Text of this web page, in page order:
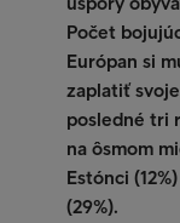
Počet
Európan si
zaplatiť
posledné tri
na ôsmom
Estónci
(29%).